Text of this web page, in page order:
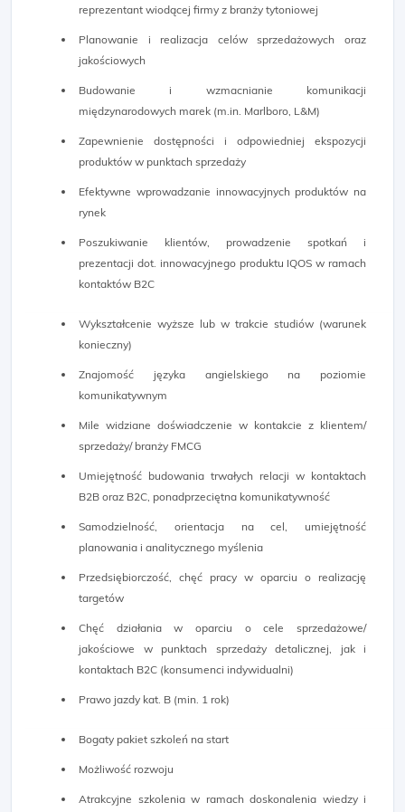
reprezentant wiodącej firmy z branży tytoniowej
Planowanie i realizacja celów sprzedażowych oraz
jakościowych
Budowanie i wzmacnianie komunikacji
międzynarodowych marek (m.in. Marlboro, L&M)
Zapewnienie dostępności i odpowiedniej ekspozycji
produktów w punktach sprzedaży
Efektywne wprowadzanie innowacyjnych produktów na
rynek
Poszukiwanie klientów, prowadzenie spotkań i
prezentacji dot. innowacyjnego produktu IQOS w ramach
kontaktów B2C
Wykształcenie wyższe lub w trakcie studiów (warunek
konieczny)
Znajomość języka angielskiego na poziomie
komunikatywnym
Mile widziane doświadczenie w kontakcie z klientem/
sprzedaży/ branży FMCG
Umiejętność budowania trwałych relacji w kontaktach
B2B oraz B2C, ponadprzeciętna komunikatywność
Samodzielność, orientacja na cel, umiejętność
planowania i analitycznego myślenia
Przedsiębiorczość, chęć pracy w oparciu o realizację
targetów
Chęć działania w oparciu o cele sprzedażowe/
jakościowe w punktach sprzedaży detalicznej, jak i
kontaktach B2C (konsumenci indywidualni)
Prawo jazdy kat. B (min. 1 rok)
Bogaty pakiet szkoleń na start
Możliwość rozwoju
Atrakcyjne szkolenia w ramach doskonalenia wiedzy i